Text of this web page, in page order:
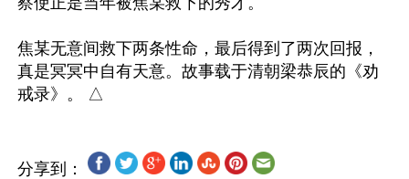
焦某无意间救下两条性命，最后得到了两次回报，
真是冥冥中自有天意。故事载于清朝梁恭辰的《劝
分享到：